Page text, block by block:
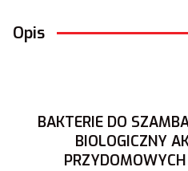
Opis
BAKTERIE DO
BIOLOGICZNY